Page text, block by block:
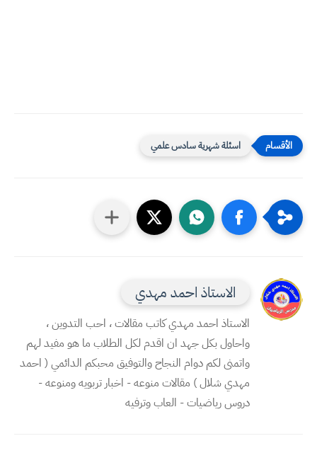
اسئلة شهرية سادس علمي
الاستاذ احمد مهدي
الاستاذ احمد مهدي كاتب مقالات ، احب التدوين ،
واحاول بكل جهد ان اقدم لكل الطلاب ما هو مفيد لهم
واتمنى لكم دوام النجاح والتوفيق محبكم الدائمي ( احمد
مهدي شلال ) مقالات منوعه - اخبار تربويه ومنوعه -
دروس رياضيات - العاب وترفيه